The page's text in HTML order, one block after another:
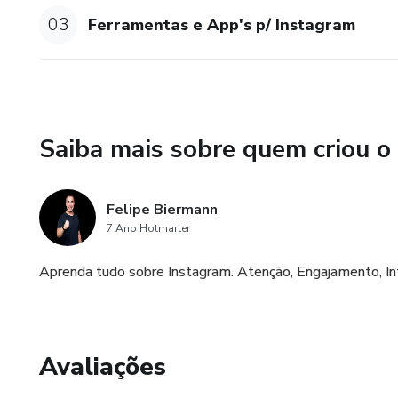
e tudo mais. TUdo isso com
"Os resultados podem variar
03 Ferramentas e App's p/ Instagram
Saiba mais sobre quem criou
Felipe Biermann
7 Ano Hotmarter
Aprenda tudo sobre Instagram. Atenção, Engajamento,
Avaliações